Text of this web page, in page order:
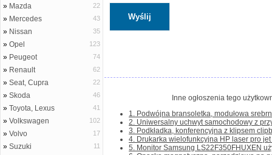
» Mazda 22
» Mercedes 43
» Nissan 35
» Opel 123
» Peugeot 74
» Renault 62
» Seat, Cupra 22
» Skoda 46
» Toyota, Lexus 41
» Volkswagen 102
» Volvo 17
» Suzuki 11
Inne ogłoszenia tego
1. Podwójna bransoletka, modułowa
2. Uniwersalny uchwyt samochodowy z
3. Podkładka, konferencyjna z klipsem
4. Drukarka wielofunkcyjna HP laser pro
5. Monitor Samsung LS22F350FHUXEN